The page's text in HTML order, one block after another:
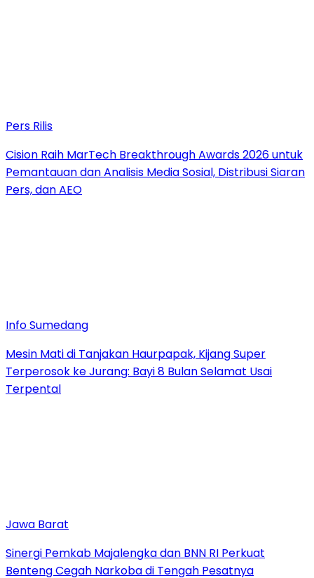
Pers Rilis
Cision Raih MarTech Breakthrough Awards 2026 untuk
Pemantauan dan Analisis Media Sosial, Distribusi Siaran
Pers, dan AEO
Info Sumedang
Mesin Mati di Tanjakan Haurpapak, Kijang Super
Terperosok ke Jurang: Bayi 8 Bulan Selamat Usai
Terpental
Jawa Barat
Sinergi Pemkab Majalengka dan BNN RI Perkuat
Benteng Cegah Narkoba di Tengah Pesatnya